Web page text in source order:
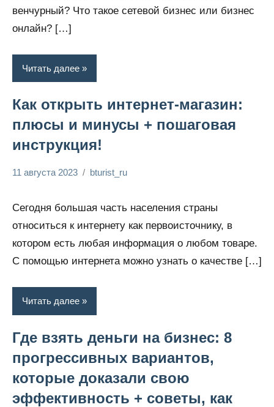
венчурный? Что такое сетевой бизнес или бизнес
онлайн? […]
Читать далее
Как открыть интернет-магазин:
плюсы и минусы + пошаговая
инструкция!
финансы
11 августа 2023 bturist_ru
Сегодня большая часть населения страны
относиться к интернету как первоисточнику, в
котором есть любая информация о любом товаре.
С помощью интернета можно узнать о качестве […]
Читать далее
Где взять деньги на бизнес: 8
прогрессивных вариантов,
которые доказали свою
эффективность + советы, как